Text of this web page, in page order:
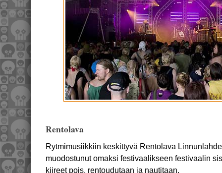
Rentolava
Rytmimusiikkiin keskittyvä Rentolava
muodostunut omaksi festivaalikseen festivaalin
kiireet pois, rentoudutaan ja nautitaan.